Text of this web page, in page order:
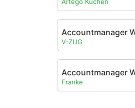
Accountmanager
V-ZUG
Accountmanager
Franke